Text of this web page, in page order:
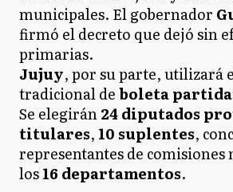
municipales. El gobernador
firmó el decreto que dejó sin
primarias.
Jujuy, por su parte, utilizará
tradicional deboleta
Se elegirán24 diputados
titulares, 10 suplentes,
representantes de comisiones
los16 departamentos.